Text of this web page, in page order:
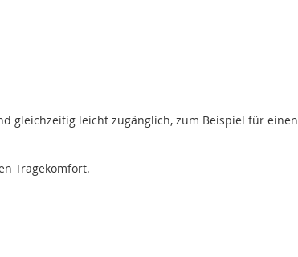
gleichzeitig leicht zugänglich, zum Beispiel für
Tragekomfort.